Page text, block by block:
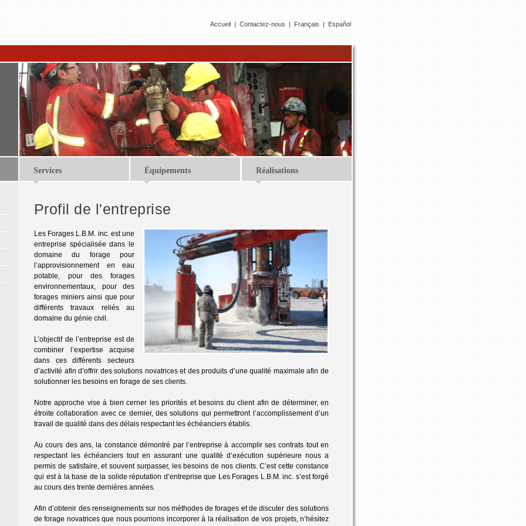
Accueil Contactez-nous Français Español
Services Équipements Réalisations
Profil de l'entreprise
Les Forages L.B.M. inc. est une
entreprise spécialisée dans le
domaine du forage pour
l’approvisionnement en eau
potable, pour des forages
environnementaux, pour des
forages miniers ainsi que pour
différents travaux reliés au
domaine du génie civil.
L’objectif de l’entreprise est de
combiner l’expertise acquise
dans ces différents secteurs
d’activité afin d’offrir des solutions novatrices et des produits d’une qualité maximale afin de
solutionner les besoins en forage de ses clients.
Notre approche vise à bien cerner les priorités et besoins du client afin de déterminer, en
étroite collaboration avec ce dernier, des solutions qui permettront l’accomplissement d’un
travail de qualité dans des délais respectant les échéanciers établis.
Au cours des ans, la constance démontré par l’entreprise à accomplir ses contrats tout en
respectant les échéanciers tout en assurant une qualité d’exécution supérieure nous a
permis de satisfaire, et souvent surpasser, les besoins de nos clients. C’est cette constance
qui est à la base de la solide réputation d’entreprise que Les Forages L.B.M. inc. s’est forgé
au cours des trente dernières années.
Afin d’obtenir des renseignements sur nos méthodes de forages et de discuter des solutions
de forage novatrices que nous pourrions incorporer à la réalisation de vos projets, n’hésitez